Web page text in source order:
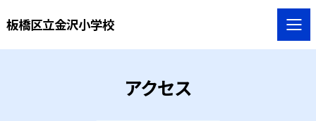
板橋区立金沢小学校
アクセス